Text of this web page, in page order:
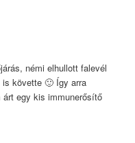
némi elhullott falevél
követte 🙂 Így arra
egy kis immunerősítő